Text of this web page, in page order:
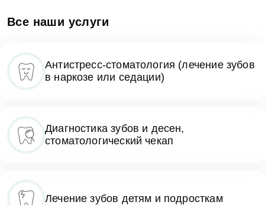
Все наши услуги
Антистресс-стоматология (лечение зубов
в наркозе или седации)
Диагностика зубов и десен,
стоматологический чекап
Лечение зубов детям и подросткам